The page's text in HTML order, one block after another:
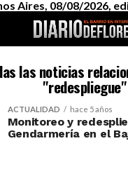
Aires, 08/08/2026,
las noticias
"redespliegue"
ACTUALIDAD hace 5 años
Monitoreo y
Gendarmería en el